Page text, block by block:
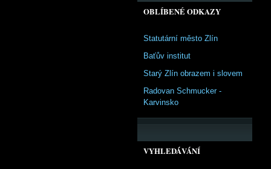
OBLÍBENÉ ODKAZY
Statutární město Zlín
Baťův institut
Starý Zlín obrazem i slovem
Radovan Schmucker -
Karvinsko
VYHLEDÁVÁNÍ